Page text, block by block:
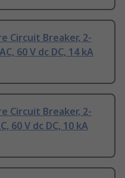
Circuit Breaker, 2-
60 V dc DC, 14 kA
Circuit Breaker, 2-
60 V dc DC, 10 kA